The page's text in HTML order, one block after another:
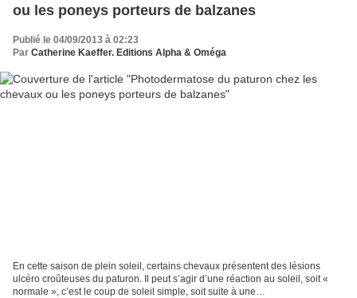
ou les poneys porteurs de balzanes
Publié le 04/09/2013 à 02:23
Par Catherine Kaeffer. Editions Alpha & Oméga
En cette saison de plein soleil, certains chevaux présentent des lésions
ulcéro croûteuses du paturon. Il peut s’agir d’une réaction au soleil, soit «
normale », c’est le coup de soleil simple, soit suite à une